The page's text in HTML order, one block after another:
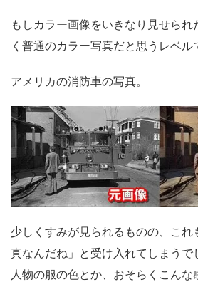
もしカラー画像をいきなり見せら
く普通のカラー写真だと思うレベル
アメリカの消防車の写真。
少しくすみが見られるものの、これ
真なんだね」と受け入れてしまうで
人物の服の色とか、おそらくこん